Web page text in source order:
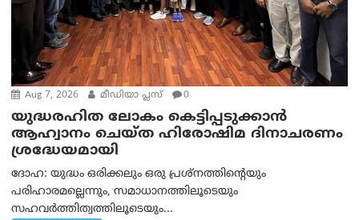
Aug 7, 2026 മീഡിയാ പ്ലസ് 0
യുദ്ധരഹിത ലോകം കെട്ടിപ്പടുക്കാന്‍
ആഹ്വാനം ചെയ്ത ഹിരോഷിമ ദിനാചരണം
ശ്രദ്ധേയമായി
ദോഹ: യുദ്ധം ഒരിക്കലും ഒരു പ്രശ്‌നത്തിന്റെയും
പരിഹാരമല്ലെന്നും, സമാധാനത്തിലൂടെയും
സഹവര്‍ത്തിത്വത്തിലൂടെയും...